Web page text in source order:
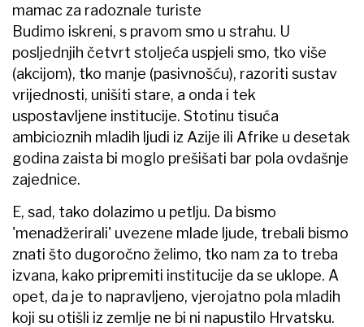
mamac za radoznale turiste
Budimo iskreni, s pravom smo u strahu. U
posljednjih četvrt stoljeća uspjeli smo, tko više
(akcijom), tko manje (pasivnošću), razoriti sustav
vrijednosti, unišiti stare, a onda i tek
uspostavljene institucije. Stotinu tisuća
ambicioznih mladih ljudi iz Azije ili Afrike u desetak
godina zaista bi moglo prešišati bar pola ovdašnje
zajednice.
E, sad, tako dolazimo u petlju. Da bismo
'menadžerirali' uvezene mlade ljude, trebali bismo
znati što dugoročno želimo, tko nam za to treba
izvana, kako pripremiti institucije da se uklope. A
opet, da je to napravljeno, vjerojatno pola mladih
koji su otišli iz zemlje ne bi ni napustilo Hrvatsku.